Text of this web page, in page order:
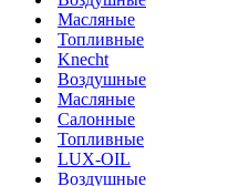
Масляные
Топливные
Knecht
Воздушные
Масляные
Салонные
Топливные
LUX-OIL
Воздушные